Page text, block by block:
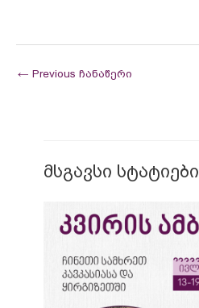
← Previous ჩანაწერი
მსგავსი სტატიები